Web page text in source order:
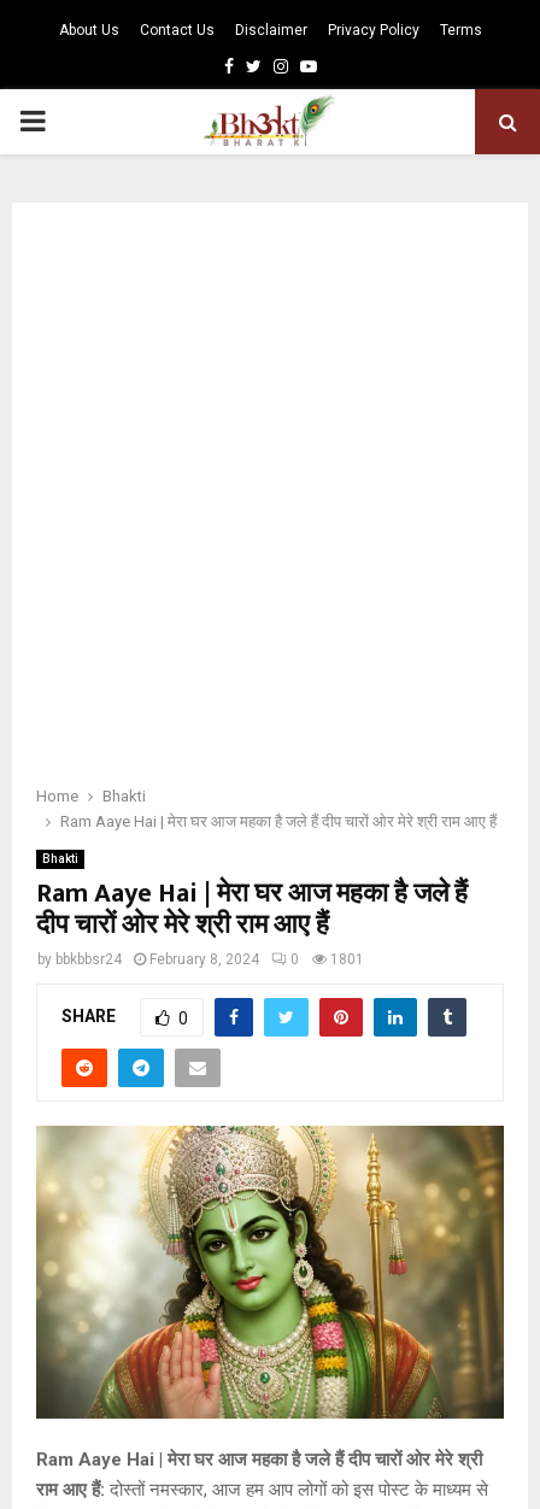
About Us Contact Us Disclaimer Privacy Policy Terms
Facebook
TwitterInstagram
Youtube
PRIMARY
Home
Bhakti
Ram Aaye Hai | मेरा घर आज महका है जले हैं दीप चारों ओर मेरे श्री राम आए हैं
Bhakti
Ram Aaye Hai | मेरा घर आज महका है जले हैं
दीप चारों ओर मेरे श्री राम आए हैं
by bbkbbsr24 February 8, 2024 0 1801
SHARE 0
Ram Aaye Hai | मेरा घर आज महका है जले हैं दीप चारों ओर मेरे श्री
राम आए हैं: दोस्तों नमस्कार, आज हम आप लोगों को इस पोस्ट के माध्यम से